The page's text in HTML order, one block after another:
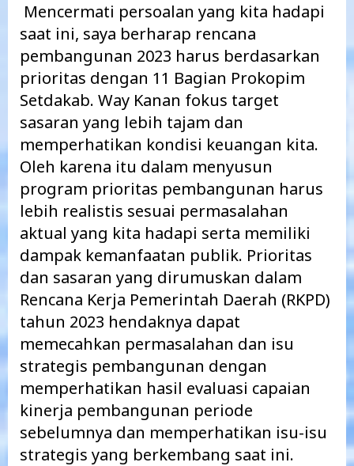
Mencermati persoalan yang kita hadapi
saat ini, saya berharap rencana
pembangunan 2023 harus berdasarkan
prioritas dengan 11 Bagian Prokopim
Setdakab. Way Kanan fokus target
sasaran yang lebih tajam dan
memperhatikan kondisi keuangan kita.
Oleh karena itu dalam menyusun
program prioritas pembangunan harus
lebih realistis sesuai permasalahan
aktual yang kita hadapi serta memiliki
dampak kemanfaatan publik. Prioritas
dan sasaran yang dirumuskan dalam
Rencana Kerja Pemerintah Daerah (RKPD)
tahun 2023 hendaknya dapat
memecahkan permasalahan dan isu
strategis pembangunan dengan
memperhatikan hasil evaluasi capaian
kinerja pembangunan periode
sebelumnya dan memperhatikan isu-isu
strategis yang berkembang saat ini.